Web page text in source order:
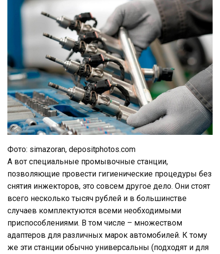
Фото: simazoran, depositphotos.com
А вот специальные промывочные станции,
позволяющие провести гигиенические процедуры без
снятия инжекторов, это совсем другое дело. Они стоят
всего несколько тысяч рублей и в большинстве
случаев комплектуются всеми необходимыми
приспособлениями. В том числе – множеством
адаптеров для различных марок автомобилей. К тому
же эти станции обычно универсальны (подходят и для